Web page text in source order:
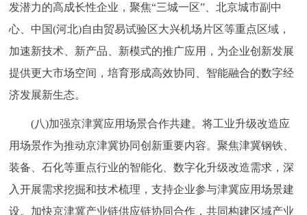
发潜力的高成长性企业，聚焦“三城一区”、北京城市副中
心、中国(河北)自由贸易试验区大兴机场片区等重点区域，
加速新技术、新产品、新模式的推广应用，为企业创新发展
提供更大市场空间，培育形成高效协同、智能融合的数字经
济发展新生态。
(八)加强京津冀应用场景合作共建。将工业升级改造应
用场景作为推动京津冀协同创新重要内容。聚焦津冀钢铁、
装备、石化等重点行业的智能化、数字化升级改造需求，深
入开展需求挖掘和技术梳理，支持企业参与津冀应用场景建
设。加快京津冀产业链供应链协同合作，共同构建区域产业